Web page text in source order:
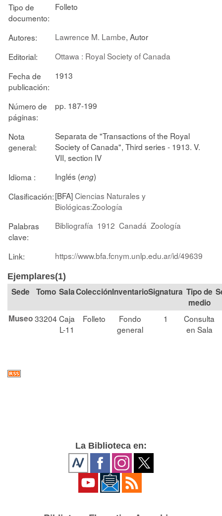
Tipo de
documento:
Folleto
Autores: Lawrence M. Lambe, Autor
Editorial:
Ottawa : Royal Society of Canada
Fecha de
publicación:
1913
Número de
páginas:
pp. 187-199
Nota
general:
Separata de "Transactions of the Royal
Society of Canada", Third series - 1913. V.
VII, section IV
Idioma :
Inglés (eng)
Clasificación:[BFA]Ciencias Naturales y
Biológicas:Zoología
Palabras
clave:
Bibliografía 1912 Canadá Zoología
Link: https://www.bfa.fcnym.unlp.edu.ar/id/49639
Ejemplares(1)
Tomo SalaColección Signatura Tipo de
medio
Museo33204 Caja
L-11
Folleto
Fondo
general
1
Consulta
en Sala
La Biblioteca en: